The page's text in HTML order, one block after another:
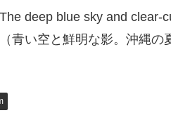
The deep blue sky and clear-
（青い空と鮮明な影。沖縄の